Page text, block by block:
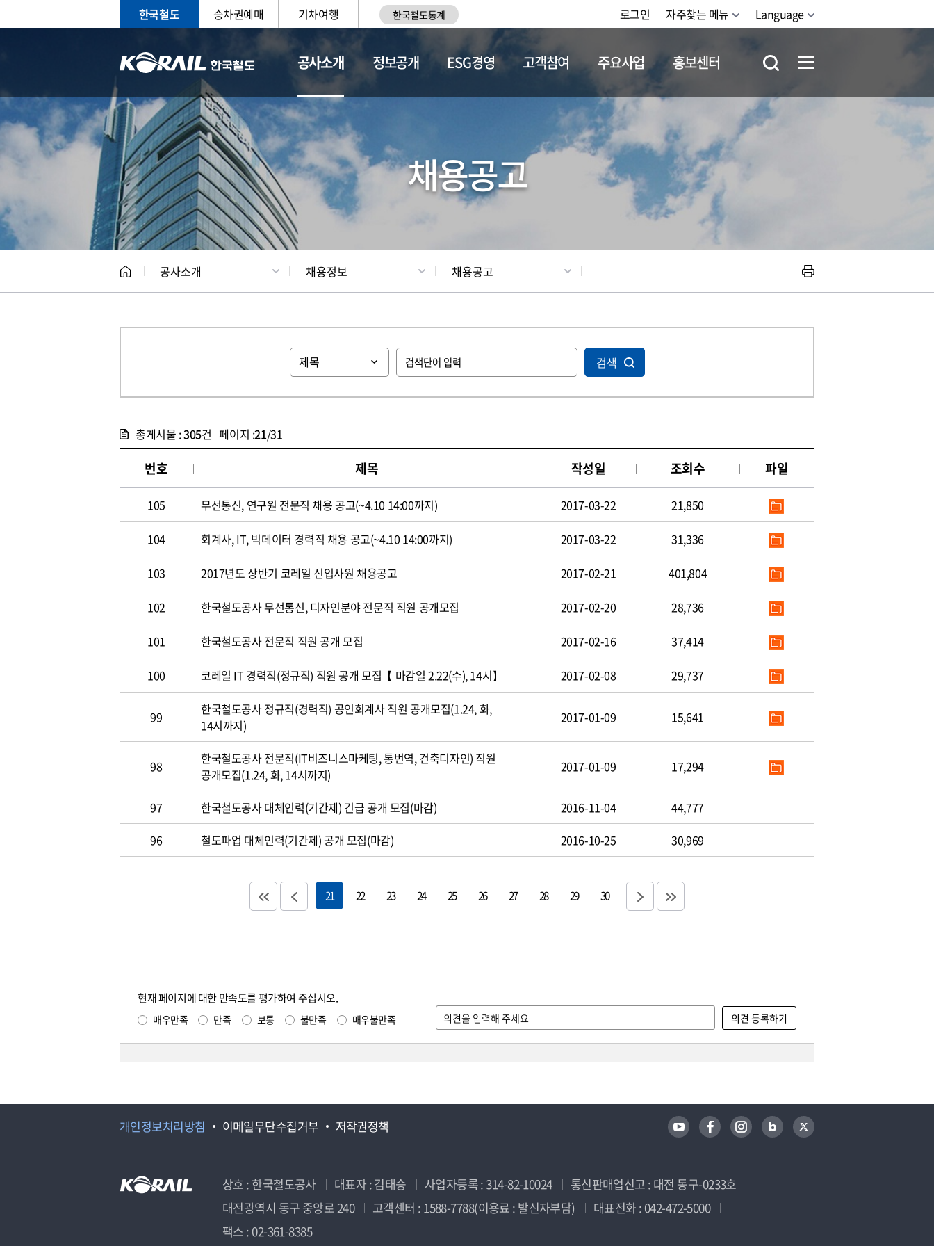
한국철도 승차권예매 기차여행 한국철도통계 로그인 자주찾는 메뉴 Language
공사소개
CEO 일반현황 채용정보
정보공개 ESG경영 고객참여 주요사업 홍보센터
채용공고
공사소개 채용정보 채용공고
검색
총게시물 :305건 페이지 :21/31
번호 제목 작성일 조회수 파일
105 무선통신, 연구원 전문직 채용 공고(~4.10 14:00까지) 2017-03-22 21,850
104 회계사, IT, 빅데이터 경력직 채용 공고(~4.10 14:00까지) 2017-03-22 31,336
103 2017년도 상반기 코레일 신입사원 채용공고 2017-02-21 401,804
102 한국철도공사 무선통신, 디자인분야 전문직 직원 공개모집 2017-02-20 28,736
101 한국철도공사 전문직 직원 공개 모집 2017-02-16 37,414
100 코레일 IT 경력직(정규직) 직원 공개 모집【 마감일 2.22(수), 14시】 2017-02-08 29,737
99
한국철도공사 정규직(경력직) 공인회계사 직원 공개모집(1.24, 화,
14시까지)
2017-01-09 15,641
98
한국철도공사 전문직(IT비즈니스마케팅, 통번역, 건축디자인) 직원
공개모집(1.24, 화, 14시까지)
2017-01-09 17,294
97 한국철도공사 대체인력(기간제) 긴급 공개 모집(마감) 2016-11-04
44,777
96
철도파업 대체인력(기간제) 공개 모집(마감) 2016-10-25 30,969
21 22 23 24 25 26 27 28 29 30
현재 페이지에 대한 만족도를 평가하여 주십시오.
매우만족 만족 보통 불만족 매우불만족
개인정보처리방침 이메일무단수집거부 저작권정책
상호 : 한국철도공사 대표자 : 김태승 사업자등록 : 314-82-10024
통신판매업신고 : 대전 동구-0233호
대전광역시 동구 중앙로 240
고객센터 : 1588-7788(이용료 : 발신자부담)
대표전화 : 042-472-5000
팩스 : 02-361-8385